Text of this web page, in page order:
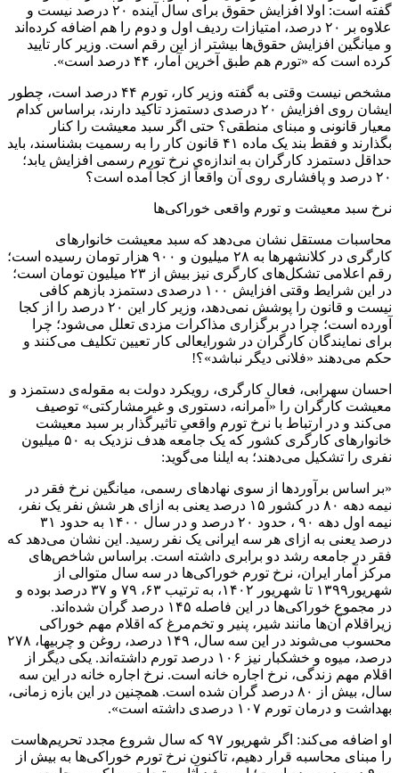
گفته است: اولا افزایش حقوق برای سال آینده ۲۰ درصد نیست و
علاوه بر ۲۰ درصد، امتیازات ردیف اول و دوم را هم اضافه کرده‌اند
و میانگین افزایش حقوق‌ها بیشتر از این رقم است. وزیر کار تایید
کرده است که «تورم هم طبق آخرین آمار، ۴۴ درصد است».
مشخص نیست وقتی به گفته وزیر کار، تورم ۴۴ درصد است، چطور
ایشان روی افزایش ۲۰ درصدی دستمزد تاکید دارند، براساس کدام
معیار قانونی و مبنای منطقی؟ حتی اگر سبد معیشت را کنار
بگذارند و فقط بند یک ماده ۴۱ قانون کار را به رسمیت بشناسند، باید
حداقل دستمزد کارگران به اندازه‌ی نرخ تورم رسمی افزایش یابد؛
۲۰ درصد و پافشاری روی آن واقعاً از کجا آمده است؟
نرخ سبد معیشت و تورم واقعی خوراکی‌ها
محاسبات مستقل نشان می‌دهد که سبد معیشت خانوارهای
کارگری در کلانشهرها به ۲۸ میلیون و ۹۰۰ هزار تومان رسیده است؛
رقم اعلامی تشکل‌های کارگری نیز بیش از ۲۳ میلیون تومان است؛
در این شرایط وقتی افزایش ۱۰۰ درصدی دستمزد بازهم کافی
نیست و قانون را پوشش نمی‌دهد، وزیر کار این ۲۰ درصد را از کجا
آورده است؛ چرا در برگزاری مذاکرات مزدی تعلل می‌شود؛ چرا
برای نمایندگان کارگران در شورایعالی کار تعیین تکلیف می‌کنند و
حکم می‌دهند «فلانی دیگر نباشد»؟!
احسان سهرابی، فعال کارگری، رویکرد دولت به مقوله‌ی دستمزد و
معیشت کارگران را «آمرانه، دستوری و غیرمشارکتی» توصیف
می‌کند و در ارتباط با نرخ تورم واقعیِ تاثیرگذار بر سبد معیشت
خانوارهای کارگری کشور که یک جامعه هدف نزدیک به ۵۰ میلیون
نفری را تشکیل می‌دهند؛ به ایلنا می‌گوید:
«بر اساس برآوردها از سوی نهادهای رسمی، میانگین نرخ فقر در
نیمه دهه ۸۰ در کشور ۱۵ درصد یعنی به ازای هر شش نفر یک نفر،
نیمه اول دهه ۹۰ ، حدود ۲۰ درصد و در سال ۱۴۰۰ به حدود ۳۱
درصد یعنی به ازای هر سه ایرانی یک نفر رسید. این نشان می‌دهد که
فقر در جامعه رشد دو برابری داشته است. براساس شاخص‌های
مرکز آمار ایران، نرخ تورم خوراکی‌ها در سه سال متوالی از
شهریور۱۳۹۹ تا شهریور ۱۴۰۲، به ترتیب ۶۳، ۷۹ و ۳۷ درصد بوده و
در مجموع خوراکی‌ها در این فاصله ۱۴۵ درصد گران شده‌اند.
زیراقلام آن‌ها مانند شیر، پنیر و تخم‌مرغ که اقلام مهم خوراکی
محسوب می‌شوند در این سه سال، ۱۴۹ درصد، روغن و چربیها، ۲۷۸
درصد، میوه و خشکبار نیز ۱۰۶ درصد تورم داشته‌اند. یکی دیگر از
اقلام مهم زندگی، نرخ اجاره خانه است. نرخ اجاره خانه در این سه
سال، بیش از ۸۰ درصد گران شده است. همچنین در این بازه زمانی،
بهداشت و درمان تورم ۱۰۷ درصدی داشته است».
او اضافه می‌کند: اگر شهریور ۹۷ که سال شروع مجدد تحریم‌هاست
را مبنای محاسبه قرار دهیم، تاکنون نرخ تورم خوراکی‌ها به بیش از